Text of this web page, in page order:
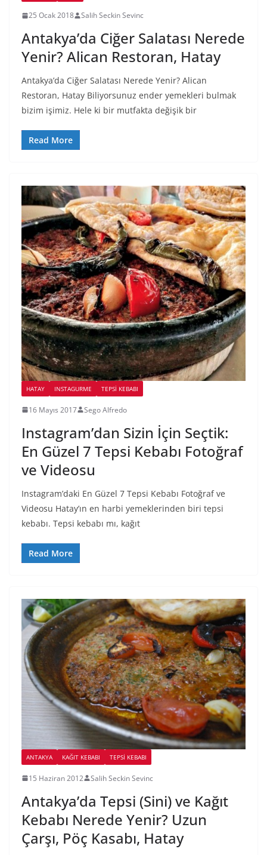
25 Ocak 2018 Salih Seckin Sevinc
Antakya’da Ciğer Salatası Nerede
Yenir? Alican Restoran, Hatay
Antakya’da Ciğer Salatası Nerede Yenir? Alican
Restoran, Hatay Biliyorsunuz ender yemekleri bulmak
bizim işimiz. Hele ki bir mutfakta değişik bir
Read More
HATAY INSTAGURME TEPSI KEBABI
16 Mayıs 2017 Sego Alfredo
Instagram’dan Sizin İçin Seçtik:
En Güzel 7 Tepsi Kebabı Fotoğraf
ve Videosu
Instagram’daki En Güzel 7 Tepsi Kebabı Fotoğraf ve
Videosu Hatay’ın en harbi yemeklerinden biri tepsi
kebabı. Tepsi kebabı mı, kağıt
Read More
ANTAKYA KAĞIT KEBABI TEPSI KEBABI
15 Haziran 2012 Salih Seckin Sevinc
Antakya’da Tepsi (Sini) ve Kağıt
Kebabı Nerede Yenir? Uzun
Çarşı, Pöç Kasabı, Hatay